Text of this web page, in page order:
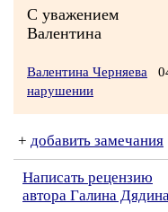
С уважением
Валентина
Валентина Черняева
нарушении
+ добавить замечания
Написать рецензию
автора Галина